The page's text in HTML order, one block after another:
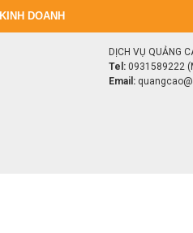
KINH DOANH
DỊCH VỤ QUẢNG
Tel: 0931589222
Email: